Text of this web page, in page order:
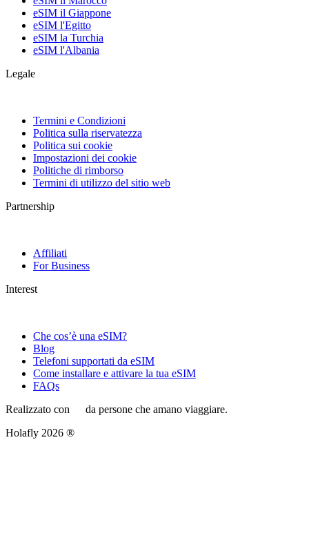
eSIM il Giappone
eSIM l'Egitto
eSIM la Turchia
eSIM l'Albania
Legale
Termini e Condizioni
Politica sulla riservatezza
Politica sui cookie
Impostazioni dei cookie
Politiche di rimborso
Termini di utilizzo del sitio web
Partnership
Affiliati
For Business
Interest
Che cos’è una eSIM?
Blog
Telefoni supportati da eSIM
Come installare e attivare la tua eSIM
FAQs
Realizzato con
da persone che amano viaggiare.
Holafly 2026 ®